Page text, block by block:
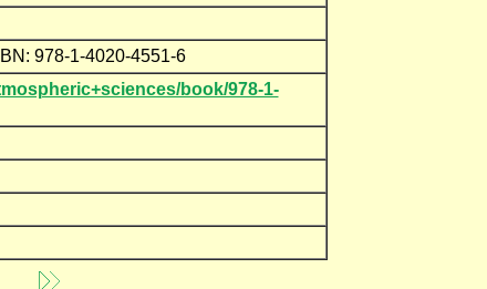
978-1-4020-4551-6
book/978-1-